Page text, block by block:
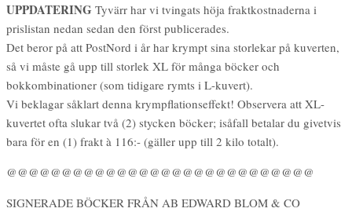
UPPDATERING Tyvärr har vi tvingats höja fraktkostnaderna i
prislistan nedan sedan den först publicerades.
Det beror på att PostNord i år har krympt sina storlekar på kuverten,
så vi måste gå upp till storlek XL för många böcker och
bokkombinationer (som tidigare rymts i L-kuvert).
Vi beklagar såklart denna krympflationseffekt! Observera att XL-
kuvertet ofta slukar två (2) stycken böcker; isåfall betalar du givetvis
bara för en (1) frakt à 116:- (gäller upp till 2 kilo totalt).
@@@@@@@@@@@@@@@@@@@@@@@@@@@@
SIGNERADE BÖCKER FRÅN AB EDWARD BLOM & CO